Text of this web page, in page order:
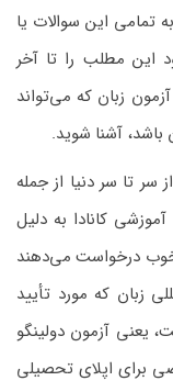
تمامی این سوالات یا
این مطلب را تا آخر
زبان که می‌تواند
باشد، آشنا شوید.
سر تا سر دنیا از جمله
کانادا به دلیل
خوب درخواست می‌دهند
زبان که مورد تأیید
یعنی آزمون دولینگو
برای اپلای تحصیلی